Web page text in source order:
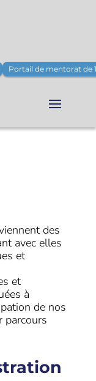
Portail de mentorat de
des
avec elles
et
et
à
de nos
parcours